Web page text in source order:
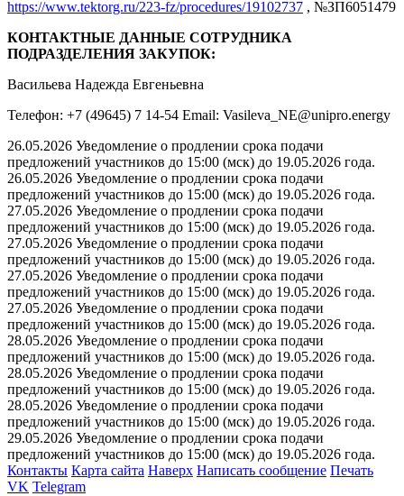
https://www.tektorg.ru/223-fz/procedures/19102737 , №ЗП6051479
КОНТАКТНЫЕ ДАННЫЕ СОТРУДНИКА
ПОДРАЗДЕЛЕНИЯ ЗАКУПОК:
Васильева Надежда Евгеньевна
Телефон: +7 (49645) 7 14-54 Email: Vasileva_NE@unipro.energy
26.05.2026 Уведомление о продлении срока подачи
предложений участников до 15:00 (мск) до 19.05.2026 года.
26.05.2026 Уведомление о продлении срока подачи
предложений участников до 15:00 (мск) до 19.05.2026 года.
27.05.2026 Уведомление о продлении срока подачи
предложений участников до 15:00 (мск) до 19.05.2026 года.
27.05.2026 Уведомление о продлении срока подачи
предложений участников до 15:00 (мск) до 19.05.2026 года.
27.05.2026 Уведомление о продлении срока подачи
предложений участников до 15:00 (мск) до 19.05.2026 года.
27.05.2026 Уведомление о продлении срока подачи
предложений участников до 15:00 (мск) до 19.05.2026 года.
28.05.2026 Уведомление о продлении срока подачи
предложений участников до 15:00 (мск) до 19.05.2026 года.
28.05.2026 Уведомление о продлении срока подачи
предложений участников до 15:00 (мск) до 19.05.2026 года.
28.05.2026 Уведомление о продлении срока подачи
предложений участников до 15:00 (мск) до 19.05.2026 года.
29.05.2026 Уведомление о продлении срока подачи
предложений участников до 15:00 (мск) до 19.05.2026 года.
Контакты Карта сайта Наверх Написать сообщение Печать
VK Telegram